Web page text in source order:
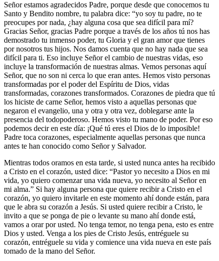
Señor estamos agradecidos Padre, porque desde que conocemos tu
Santo y Bendito nombre, tu palabra dice: “yo soy tu padre, no te
preocupes por nada, ¿hay alguna cosa que sea difícil para mí?
Gracias Señor, gracias Padre porque a través de los años tú nos has
demostrado tu inmenso poder, tu Gloria y el gran amor que tienes
por nosotros tus hijos. Nos damos cuenta que no hay nada que sea
difícil para ti. Eso incluye Señor el cambio de nuestras vidas, eso
incluye la transformación de nuestras almas. Vemos personas aquí
Señor, que no son ni cerca lo que eran antes. Hemos visto personas
transformadas por el poder del Espíritu de Dios, vidas
transformadas, corazones transformados. Corazones de piedra que tú
los hiciste de carne Señor, hemos visto a aquellas personas que
negaron el evangelio, una y otra y otra vez, doblegarse ante la
presencia del todopoderoso. Hemos visto tu mano de poder. Por eso
podemos decir en este día: ¡Qué tú eres el Dios de lo imposible!
Padre toca corazones, especialmente aquellas personas que nunca
antes te han conocido como Señor y Salvador.
Mientras todos oramos en esta tarde, si usted nunca antes ha recibido
a Cristo en el corazón, usted dice: “Pastor yo necesito a Dios en mi
vida, yo quiero comenzar una vida nueva, yo necesito al Señor en
mi alma.” Si hay alguna persona que quiere recibir a Cristo en el
corazón, yo quiero invitarle en este momento ahí donde están, para
que le abra su corazón a Jesús. Si usted quiere recibir a Cristo, le
invito a que se ponga de pie o levante su mano ahí donde está,
vamos a orar por usted. No tenga temor, no tenga pena, esto es entre
Dios y usted. Venga a los pies de Cristo Jesús, entréguele su
corazón, entréguele su vida y comience una vida nueva en este país
tomado de la mano del Señor.